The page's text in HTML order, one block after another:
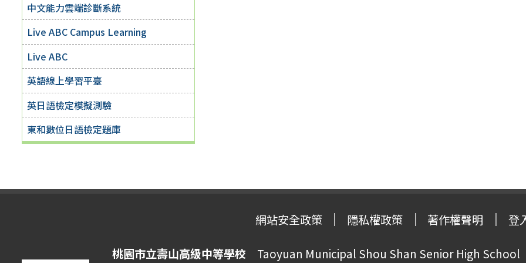
中文能力雲端診斷系統
Live ABC Campus Learning
Live ABC
英語線上學習平臺
英日語檢定模擬測驗
東和數位日語檢定題庫
網站安全政策 隱私權政策 著作權聲明 登
桃園市立壽山高級中等學校 Taoyuan Municipal Shou Shan Senior High School